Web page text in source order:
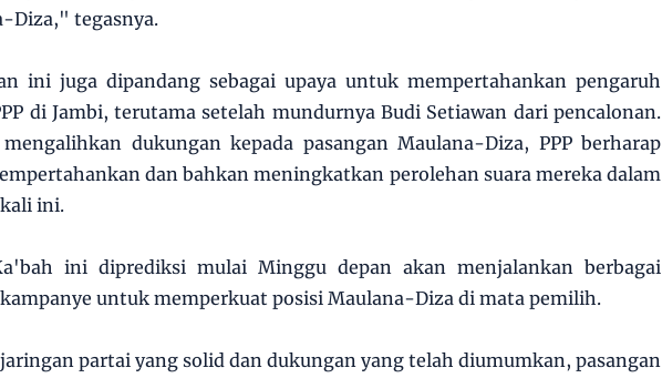
Diza," tegasnya.
ini juga dipandang sebagai upaya untuk mempertahankan pengaruh
di Jambi, terutama setelah mundurnya Budi Setiawan dari pencalonan.
dukungan kepada pasangan Maulana-Diza, PPP berharap
dan bahkan meningkatkan perolehan suara mereka dalam
ini.
ini diprediksi mulai Minggu depan akan menjalankan berbagai
untuk memperkuat posisi Maulana-Diza di mata pemilih.
partai yang solid dan dukungan yang telah diumumkan, pasangan